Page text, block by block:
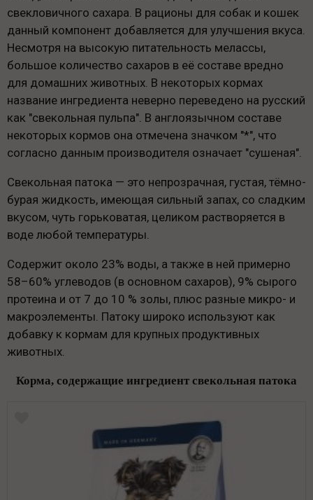
свекловичного сахара. В рационы для собак и кошек
данный компонент добавляется для улучшения вкуса.
Несмотря на высокую питательность мелассы,
большое количество сахаров в её составе вредно
для домашних животных. В некоторых кормах
название ингредиента неверно переведено на русский
как "свекольная пульпа". В англоязычном составе
некоторых кормов она отмечена значком "*", что
согласно данным производителя означает "сушеная".
Свекольная патока — это непрозрачная, густая, тёмно-
бурая жидкость, имеющая сильный запах, со сладким
вкусом, чуть горьковатая, целиком растворяется в
воде любой температуры.
Содержит около 23% воды, а также в ней примерно
58–60% углеводов (в основном сахаров), 9% сырого
протеина и от 7 до 10 % золы, плюс разные микро- и
макроэлементы. Патоку широко используют как
добавку к кормам для крупных продуктивных
животных.
Корма, содержащие ингредиент свекольная патока